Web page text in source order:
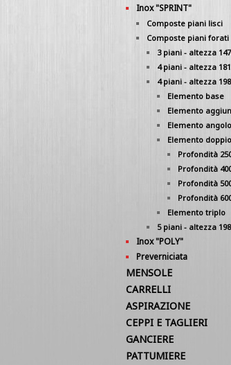
Inox "SPRINT"
Composte piani lisci
Composte piani forati
3 piani - altezza
4 piani - altezza
4 piani - altezza
Elemento base
Elemento
Elemento angolo
Elemento doppio
Profondità
Profondità
Profondità
Profondità
Elemento triplo
5 piani - altezza
Inox "POLY"
Preverniciata
MENSOLE
CARRELLI
ASPIRAZIONE
CEPPI E TAGLIERI
GANCIERE
PATTUMIERE